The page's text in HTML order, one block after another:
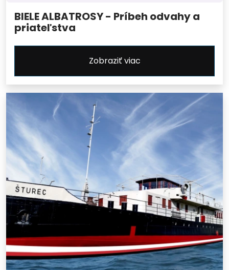
BIELE ALBATROSY - Príbeh odvahy a
priateľstva
Zobraziť viac